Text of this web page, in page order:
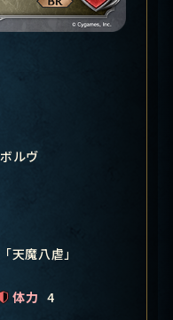
ルヴ
天魔八虐」
体力 4